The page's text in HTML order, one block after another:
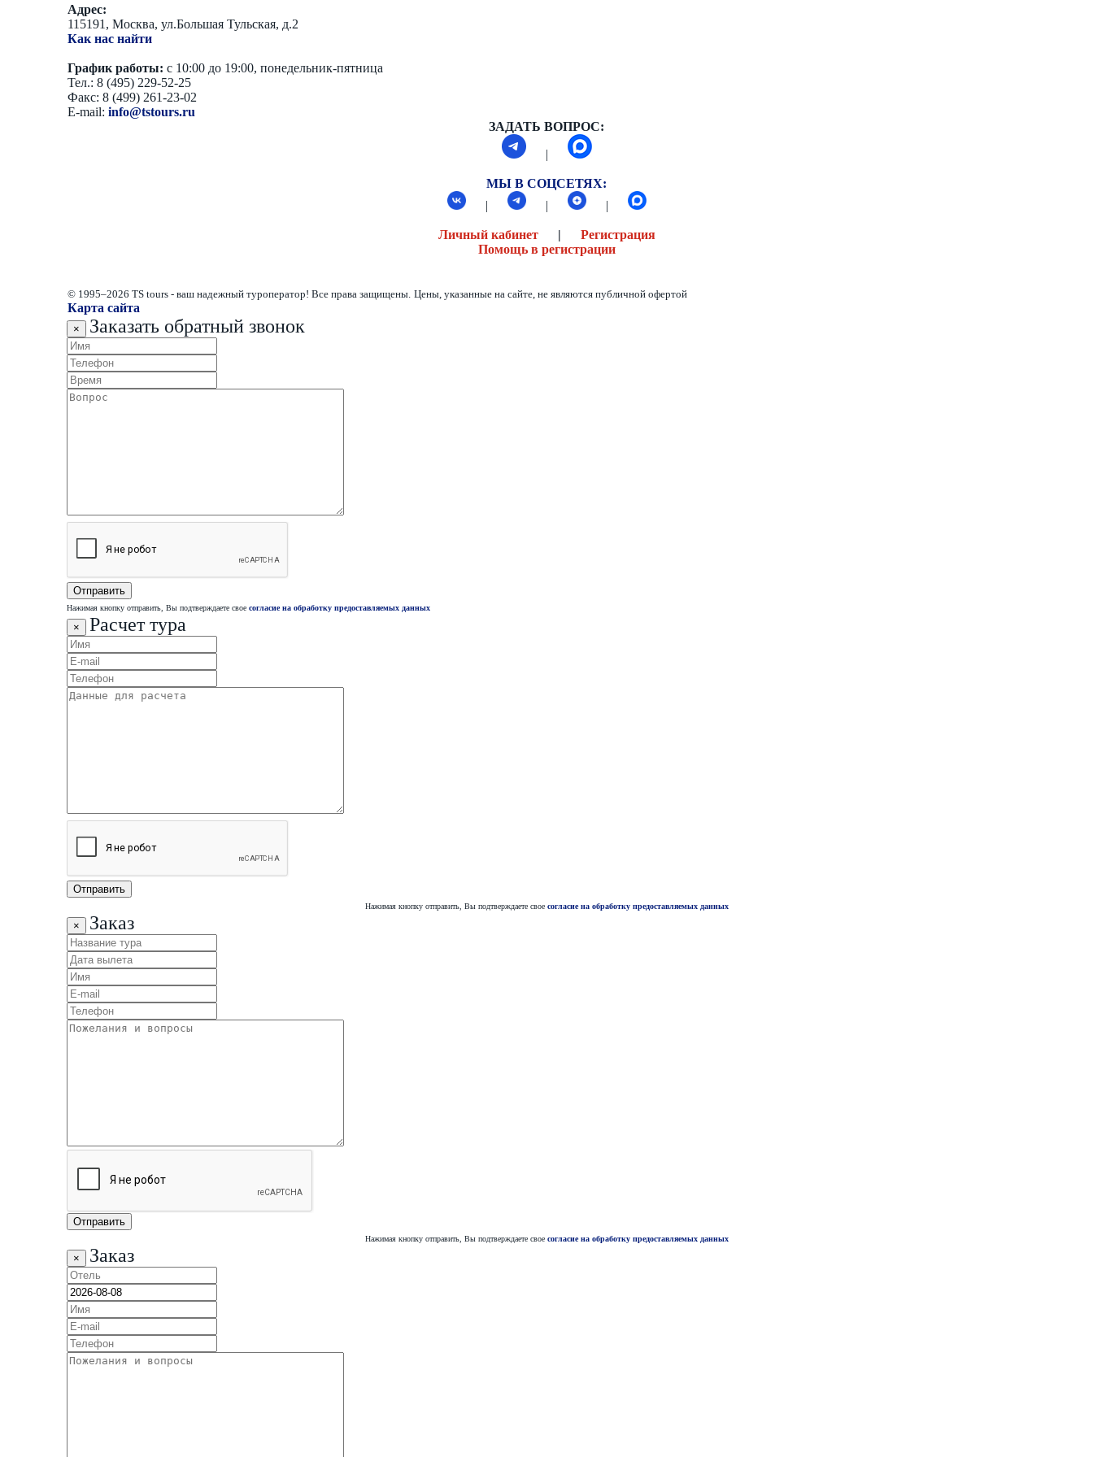
Адрес:
115191, Москва, ул.Большая Тульская, д.2
Как нас найти
График работы: с 10:00 до 19:00, понедельник-пятница
Тел.: 8 (495) 229-52-25
Факс: 8 (499) 261-23-02
E-mail: info@tstours.ru
ЗАДАТЬ ВОПРОС:
|
МЫ В СОЦСЕТЯХ:
|
| |
Личный кабинет| Регистрация
Помощь в регистрации
© 1995–2026 TS tours - ваш надежный туроператор! Все права защищены. Цены, указанные на сайте, не являются публичной офертой
Карта сайта
× Заказать обратный звонок
Нажимая кнопку отправить, Вы подтверждаете свое согласие на обработку предоставляемых данных
× Расчет тура
Нажимая кнопку отправить, Вы подтверждаете свое согласие на обработку предоставляемых данных
× Заказ
Нажимая кнопку отправить, Вы подтверждаете свое согласие на обработку предоставляемых данных
× Заказ